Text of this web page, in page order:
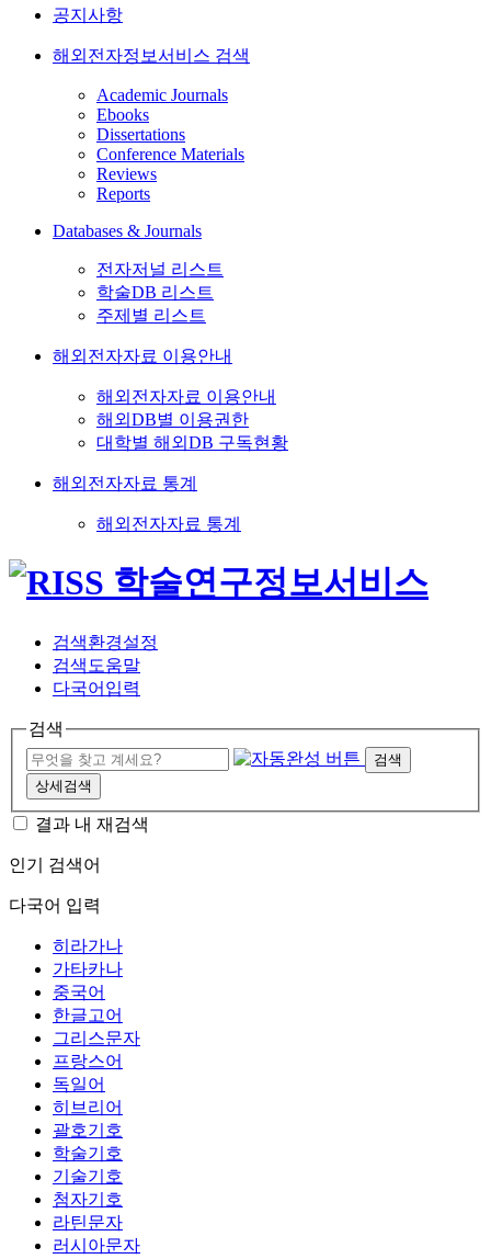
공지사항
해외전자정보서비스 검색
Academic Journals
Ebooks
Dissertations
Conference Materials
Reviews
Reports
Databases & Journals
전자저널 리스트
학술DB 리스트
주제별 리스트
해외전자자료 이용안내
해외전자자료 이용안내
해외DB별 이용권한
대학별 해외DB 구독현황
해외전자자료 통계
해외전자자료 통계
검색환경설정
검색도움말
다국어입력
검색
검색
상세검색
결과 내 재검색
인기 검색어
다국어 입력
히라가나
가타카나
중국어
한글고어
그리스문자
프랑스어
독일어
히브리어
괄호기호
학술기호
기술기호
첨자기호
라틴문자
러시아문자